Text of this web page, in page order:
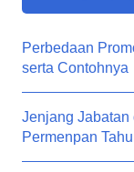
Perbedaan
serta Contohnya
Jenjang Jabatan
Permenpan